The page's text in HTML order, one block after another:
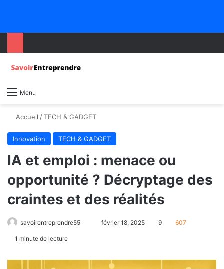
Menu
Accueil /TECH & GADGET
Innovation TECH & GADGET
IA et emploi : menace ou
opportunité ? Décryptage des
craintes et des réalités
savoirentreprendre55 février 18, 2025 9 607
1 minute de lecture